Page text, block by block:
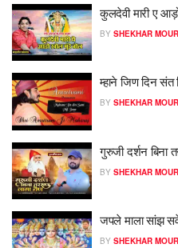
कुलदेवी मारी ए
BY SHEKHAR
म्हाने जिण दिन
BY SHEKHAR
गुरुजी दर्शन बिना
BY SHEKHAR
जपले माला सांझ
BY SHEKHAR